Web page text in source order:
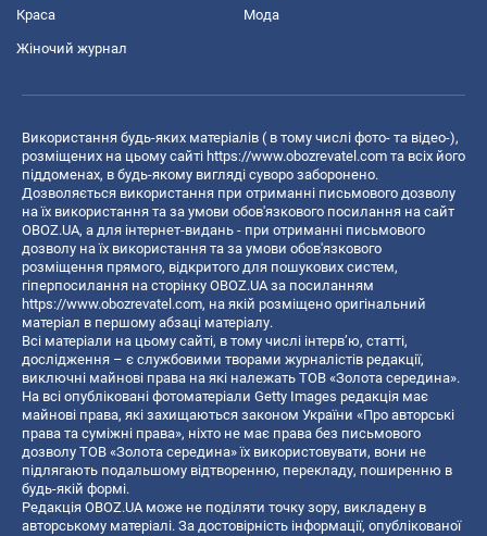
Краса Мода
Жіночий журнал
Використання будь-яких матеріалів ( в тому числі фото- та відео-),
розміщених на цьому сайті https://www.obozrevatel.com та всіх його
піддоменах, в будь-якому вигляді суворо заборонено.
Дозволяється використання при отриманні письмового дозволу
на їх використання та за умови обов'язкового посилання на сайт
OBOZ.UA, а для інтернет-видань - при отриманні письмового
дозволу на їх використання та за умови обов'язкового
розміщення прямого, відкритого для пошукових систем,
гіперпосилання на сторінку OBOZ.UA за посиланням
https://www.obozrevatel.com, на якій розміщено оригінальний
матеріал в першому абзаці матеріалу.
Всі матеріали на цьому сайті, в тому числі інтерв’ю, статті,
дослідження – є службовими творами журналістів редакції,
виключні майнові права на які належать ТОВ «Золота середина».
На всі опубліковані фотоматеріали Getty Images редакція має
майнові права, які захищаються законом України «Про авторські
права та суміжні права», ніхто не має права без письмового
дозволу ТОВ «Золота середина» їх використовувати, вони не
підлягають подальшому відтворенню, перекладу, поширенню в
будь-якій формі.
Редакція OBOZ.UA може не поділяти точку зору, викладену в
авторському матеріалі. За достовірність інформації, опублікованої